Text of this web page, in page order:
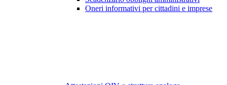
Oneri informativi per cittadini e imprese